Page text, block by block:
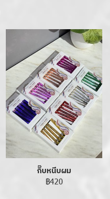
กิ๊บหนีบผม
฿420